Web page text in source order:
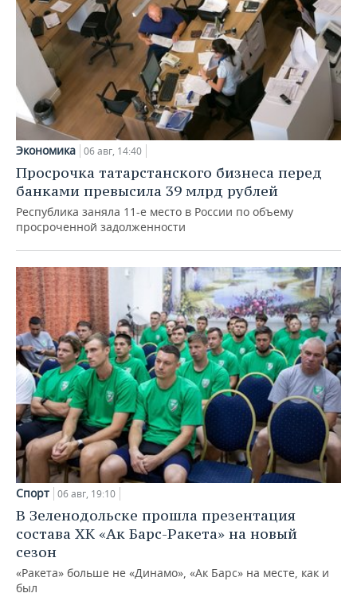
Экономика 06 авг, 14:40
Просрочка татарстанского бизнеса перед
банками превысила 39 млрд рублей
Республика заняла 11-е место в России по объему
просроченной задолженности
Спорт 06 авг, 19:10
В Зеленодольске прошла презентация
состава ХК «Ак Барс-Ракета» на новый
сезон
«Ракета» больше не «Динамо», «Ак Барс» на месте, как и
был